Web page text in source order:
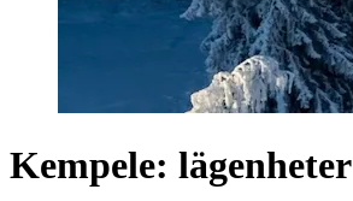
Kempele: lägenheter